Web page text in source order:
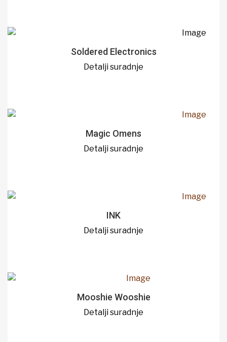
Soldered Electronics
Detalji suradnje
Magic Omens
Detalji suradnje
INK
Detalji suradnje
Mooshie Wooshie
Detalji suradnje